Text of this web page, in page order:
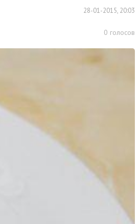
28-01-2015, 20:03
0 голосов